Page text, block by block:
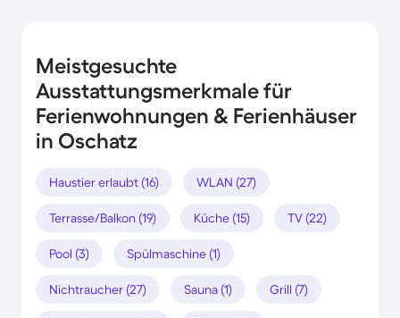
Meistgesuchte
Ausstattungsmerkmale für
Ferienwohnungen & Ferienhäuser
in Oschatz
Haustier erlaubt (16) WLAN (27)
Terrasse/Balkon (19) Küche (15) TV (22)
Pool (3) Spülmaschine (1)
Nichtraucher (27) Sauna (1) Grill (7)